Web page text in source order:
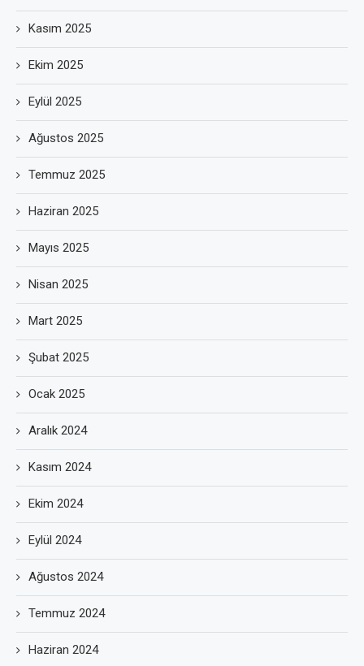
Kasım 2025
Ekim 2025
Eylül 2025
Ağustos 2025
Temmuz 2025
Haziran 2025
Mayıs 2025
Nisan 2025
Mart 2025
Şubat 2025
Ocak 2025
Aralık 2024
Kasım 2024
Ekim 2024
Eylül 2024
Ağustos 2024
Temmuz 2024
Haziran 2024